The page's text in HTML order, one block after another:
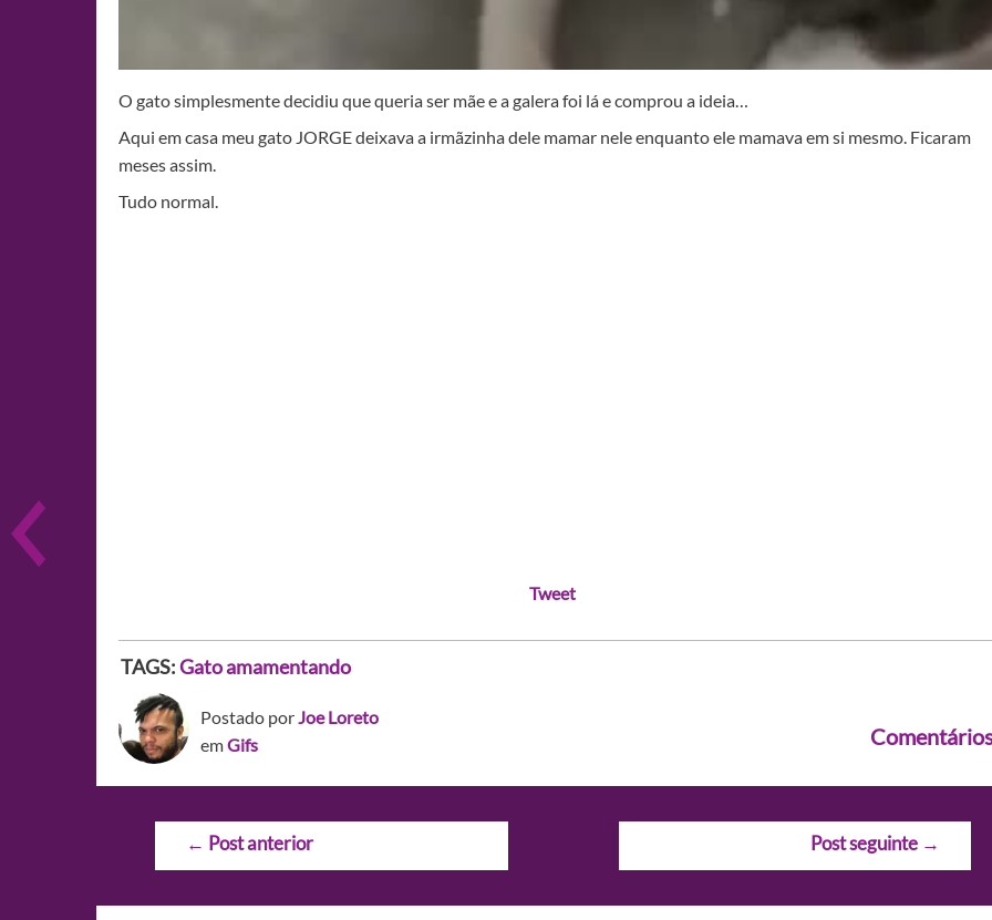
O gato simplesmente decidiu que queria ser mãe e a galera foi lá e comprou a ideia…
Aqui em casa meu gato JORGE deixava a irmãzinha dele mamar nele enquanto ele mamava em si mesmo. Ficaram
meses assim.
Tudo normal.
Tweet
TAGS:Gato amamentando
Postado porJoe Loreto
emGifs
Navegação
← Post anterior Post seguinte →